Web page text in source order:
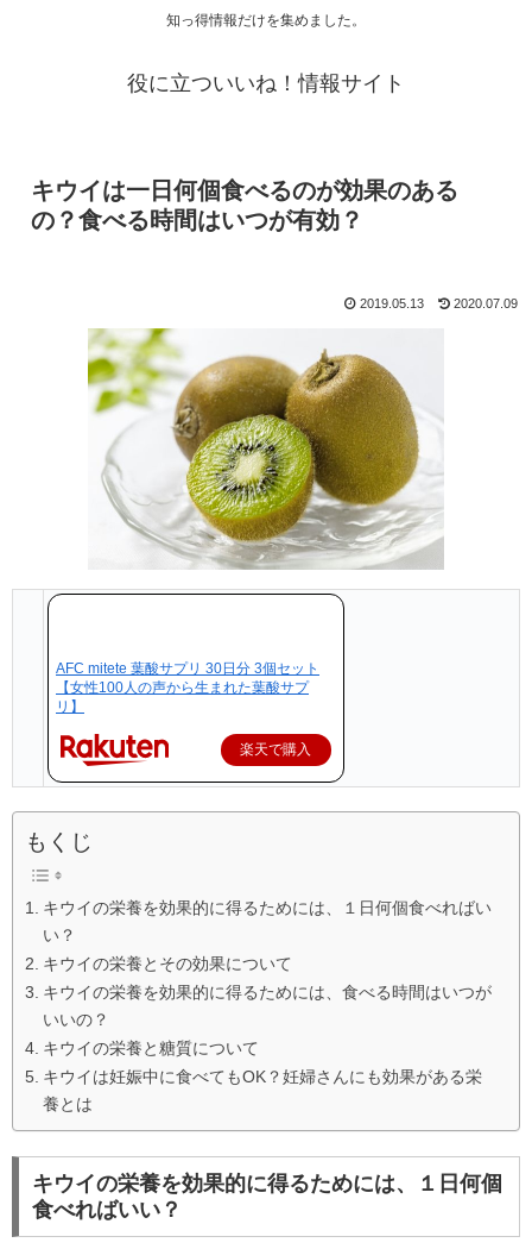
知っ得情報だけを集めました。
役に立ついいね！情報サイト
キウイは一日何個食べるのが効果のある
の？食べる時間はいつが有効？
2019.05.13 2020.07.09
AFC mitete 葉酸サプリ 30日分 3個セット
【女性100人の声から生まれた葉酸サプ
リ】
楽天で購入
もくじ
キウイの栄養を効果的に得るためには、１日何個食べればい
い？
キウイの栄養とその効果について
キウイの栄養を効果的に得るためには、食べる時間はいつが
いいの？
キウイの栄養と糖質について
キウイは妊娠中に食べてもOK？妊婦さんにも効果がある栄
養とは
キウイの栄養を効果的に得るためには、１日何個
食べればいい？